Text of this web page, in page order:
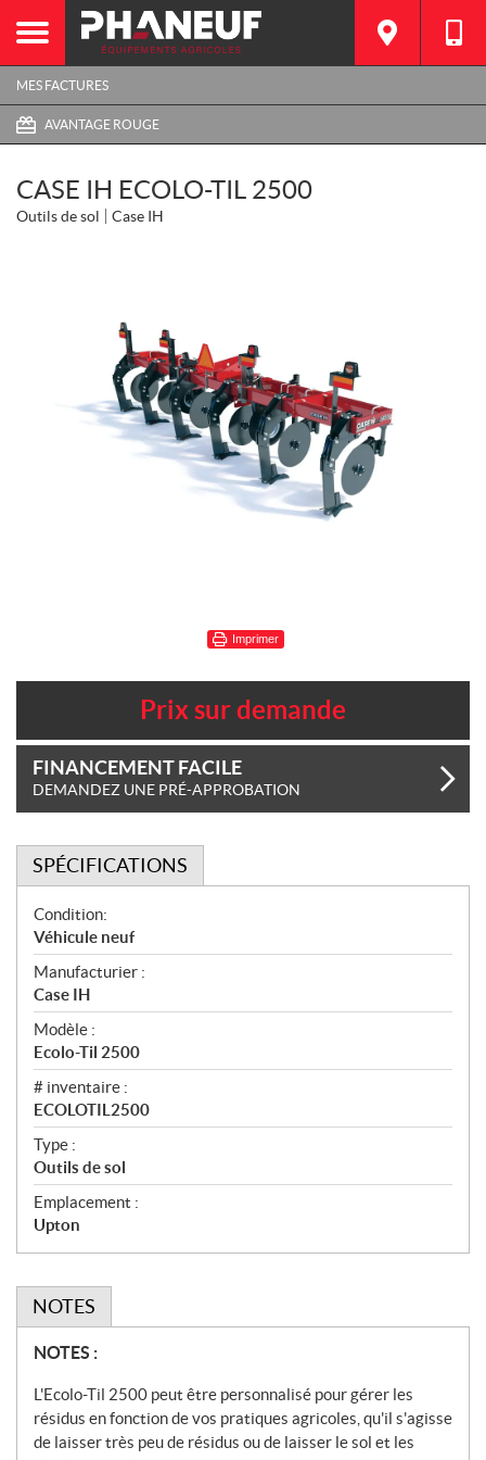
MES FACTURES
AVANTAGE ROUGE
CASE IH ECOLO-TIL 2500
Outils de sol Case IH
Imprimer
Prix sur demande
FINANCEMENT FACILE
DEMANDEZ UNE PRÉ-APPROBATION
SPÉCIFICATIONS
S
p
é
c
i
f
i
c
a
t
i
o
n
s
Condition:
Véhicule neuf
Manufacturier :
Case IH
Modèle :
Ecolo-Til 2500
# inventaire :
ECOLOTIL2500
Type :
Outils de sol
Emplacement :
Upton
NOTES
N
t
e
s
NOTES :
L'Ecolo-Til 2500 peut être personnalisé pour gérer les
résidus en fonction de vos pratiques agricoles, qu'il s'agisse
de laisser très peu de résidus ou de laisser le sol et les